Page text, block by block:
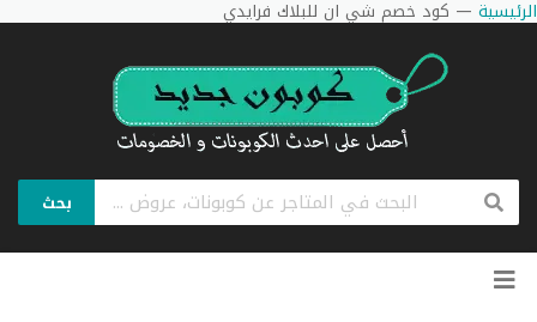
الرئيسية — كود خصم شي ان للبلاك فرايدي
بحث
تخطي